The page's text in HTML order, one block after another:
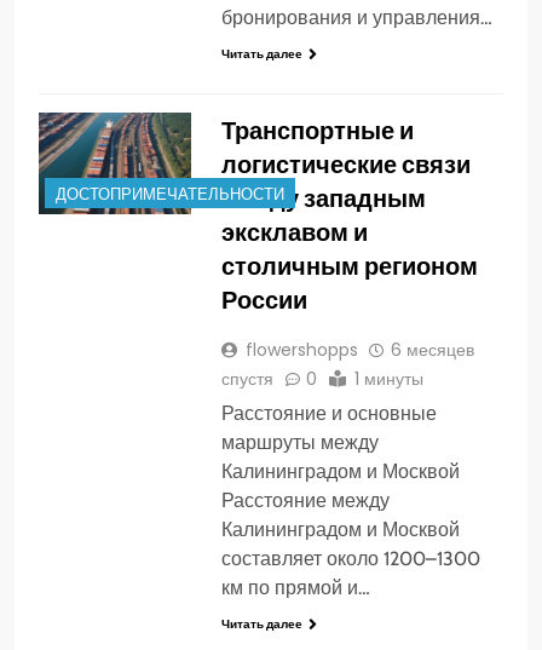
бронирования и управления…
Читать далее
ДОСТОПРИМЕЧАТЕЛЬНОСТИ
Транспортные и
логистические связи
между западным
эксклавом и
столичным регионом
России
flowershopps
6 месяцев
спустя
0 1 минуты
Расстояние и основные
маршруты между
Калининградом и Москвой
Расстояние между
Калининградом и Москвой
составляет около 1200–1300
км по прямой и…
Читать далее